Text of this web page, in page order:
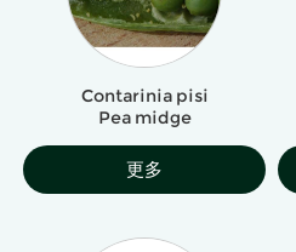
Contarinia pisi
Pea midge
更多